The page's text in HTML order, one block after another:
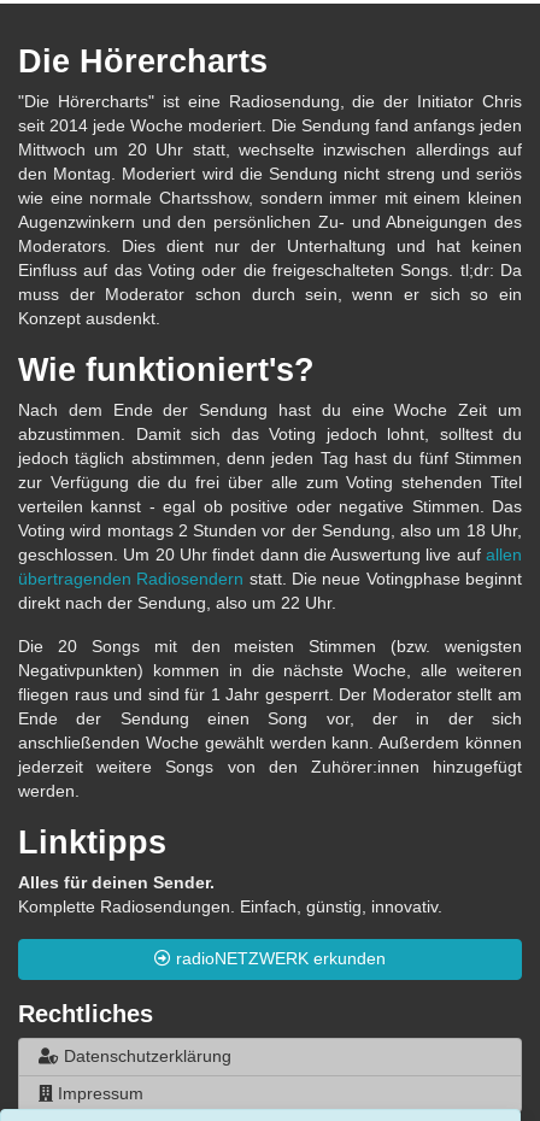
Die Hörercharts
"Die Hörercharts" ist eine Radiosendung, die der Initiator Chris
seit 2014 jede Woche moderiert. Die Sendung fand anfangs jeden
Mittwoch um 20 Uhr statt, wechselte inzwischen allerdings auf
den Montag. Moderiert wird die Sendung nicht streng und seriös
wie eine normale Chartsshow, sondern immer mit einem kleinen
Augenzwinkern und den persönlichen Zu- und Abneigungen des
Moderators. Dies dient nur der Unterhaltung und hat keinen
Einfluss auf das Voting oder die freigeschalteten Songs. tl;dr: Da
muss der Moderator schon durch sein, wenn er sich so ein
Konzept ausdenkt.
Wie funktioniert's?
Nach dem Ende der Sendung hast du eine Woche Zeit um
abzustimmen. Damit sich das Voting jedoch lohnt, solltest du
jedoch täglich abstimmen, denn jeden Tag hast du fünf Stimmen
zur Verfügung die du frei über alle zum Voting stehenden Titel
verteilen kannst - egal ob positive oder negative Stimmen. Das
Voting wird montags 2 Stunden vor der Sendung, also um 18 Uhr,
geschlossen. Um 20 Uhr findet dann die Auswertung live auf allen
übertragenden Radiosendern statt. Die neue Votingphase beginnt
direkt nach der Sendung, also um 22 Uhr.
Die 20 Songs mit den meisten Stimmen (bzw. wenigsten
Negativpunkten) kommen in die nächste Woche, alle weiteren
fliegen raus und sind für 1 Jahr gesperrt. Der Moderator stellt am
Ende der Sendung einen Song vor, der in der sich
anschließenden Woche gewählt werden kann. Außerdem können
jederzeit weitere Songs von den Zuhörer:innen hinzugefügt
werden.
Linktipps
Alles für deinen Sender.
Komplette Radiosendungen. Einfach, günstig, innovativ.
radioNETZWERK erkunden
Rechtliches
Datenschutzerklärung
Impressum